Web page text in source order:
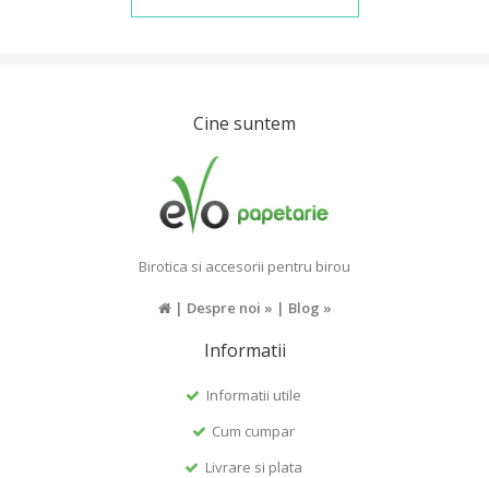
Cine suntem
Birotica si accesorii pentru birou
| Despre noi » | Blog »
Informatii
Informatii utile
Cum cumpar
Livrare si plata